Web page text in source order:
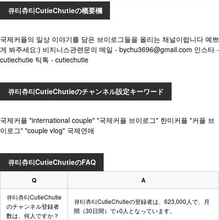
큐티츄티CutieChutieの概要欄
국제커플의 일상 이야기를 담은 브이로그들을 올리는 채널이랍니다 예쁘
게 봐주세요:) 비지니스관련문의 메일 - bychu3696@gmail.com 인스타 -
cutiechutie 틱톡 - cutiechutie
큐티츄티CutieChutieのチャンネル設定キーワード
국제커플 "international couple" "국제커플 브이로그" 한미커플 "커플 브
이로그" "couple vlog" 국제연애
큐티츄티CutieChutieのFAQ
Q A
큐티츄티CutieChutie
のチャンネル登録者
数は、何人ですか？
큐티츄티CutieChutieの登録者は、623,000人で、月
間（30日間）で+0人となっています。